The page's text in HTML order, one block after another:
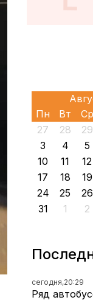
Пн Вт Ср
27
28 29
3
4 5
10
11 12
17
18 19
24
25 26
31
1 2
сегодня,20:29
Ряд